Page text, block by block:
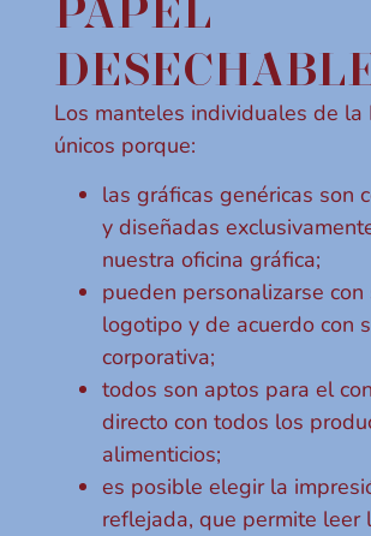
Los manteles individuales de la
únicos porque:
las gráficas genéricas son
y diseñadas
nuestra oficina gráfica;
pueden personalizarse
logotipo y de acuerdo con
corporativa;
todos son aptos para el
directo con todos los
alimenticios;
es posible elegir la
reflejada, que permite leer